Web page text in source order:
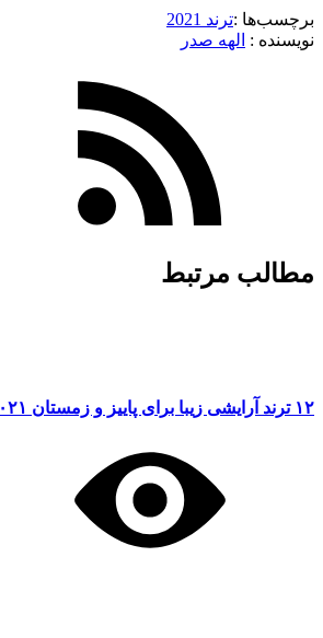
برچسب‌ها :ترند 2021
نویسنده :‌ الهه صدر
مطالب مرتبط
۱۲ ترند آرایشی زیبا برای پاییز و زمستان ۲۰۲۱ و ۲۰۲۲